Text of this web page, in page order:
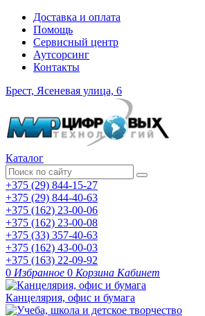
Доставка и оплата
Помощь
Сервисный центр
Аутсорсинг
Контакты
Брест, Ясеневая улица, 6
Каталог
+375 (29) 844-15-27
+375 (29) 844-40-63
+375 (162) 23-00-06
+375 (162) 23-00-08
+375 (33) 357-40-63
+375 (162) 43-00-03
+375 (163) 22-09-92
0 Избранное 0 Корзина Кабинет
Канцелярия, офис и бумага